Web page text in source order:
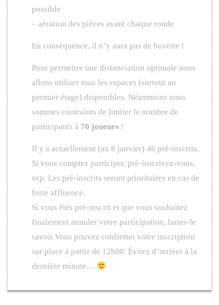
possible
– aération des pièces avant chaque ronde
En conséquence, il n’y aura pas de buvette !
Pour permettre une distanciation optimale nous
allons utiliser tous les espaces (surtout au
premier étage) disponibles. Néanmoins nous
sommes contraints de limiter le nombre de
participants à 70 joueurs !
Il y a actuellement (au 8 janvier) 46 pré-inscrits.
Si vous comptez participer, pré-inscrivez-vous,
svp. Les pré-inscrits seront prioritaires en cas de
forte affluence.
Si vous êtes pré-inscrit et que vous souhaitez
finalement annuler votre participation, faites-le
savoir.Vous pouvez confirmer votre inscription
sur place à partir de 12h00. Évitez d’arriver à la
dernière minute…